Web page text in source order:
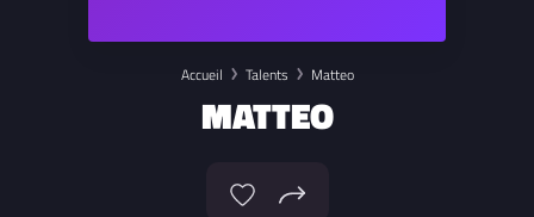
Accueil Talents Matteo
MATTEO